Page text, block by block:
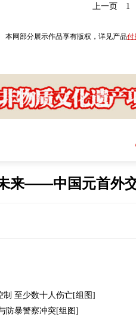
上一页 1
本网部分展示作品享有版权，详见产品付
制 至少数十人伤亡[组图]
防暴警察冲突[组图]